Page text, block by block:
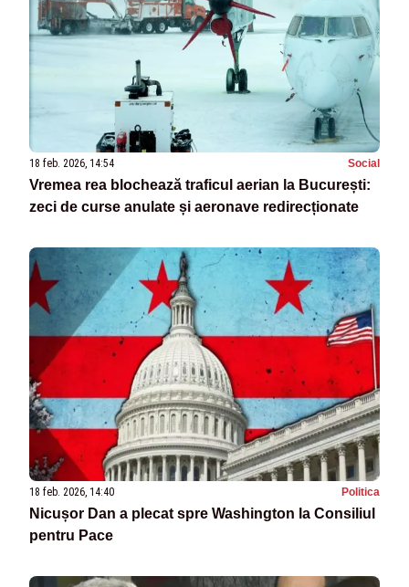
18 feb. 2026, 14:54 Social
Vremea rea blochează traficul aerian la București:
zeci de curse anulate și aeronave redirecționate
18 feb. 2026, 14:40 Politica
Nicușor Dan a plecat spre Washington la Consiliul
pentru Pace